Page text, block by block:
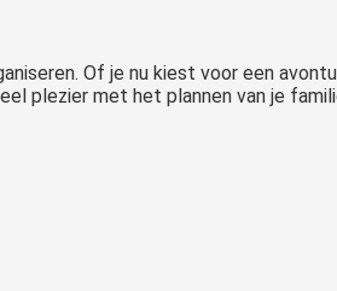
Of je nu kiest voor een
plezier met het plannen van je